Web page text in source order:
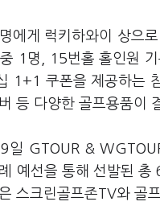
에게 럭키하와이 상으
1명, 15번홀 홀인원
1+1 쿠폰을 제공하는
등 다양한 골프용품이
일 GTOUR &
예선을 통해 선발된
스크린골프존TV와 골